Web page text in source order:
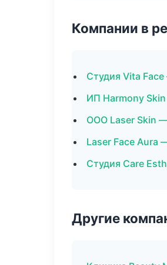
Компании в
Студия Vita
ИП Harmony
ООО Laser Skin
Laser Face Aura
Студия Care
Другие